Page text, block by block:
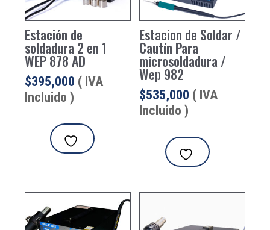
Estación de
soldadura 2 en 1
WEP 878 AD
$395,000 ( IVA
Incluido )
Estacion de Soldar /
Cautín Para
microsoldadura /
Wep 982
$535,000 ( IVA
Incluido )